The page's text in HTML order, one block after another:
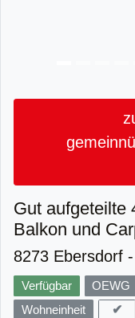
Gut aufgeteilte
Balkon und
8273 Ebersdorf
Verfügbar OEWG
Wohneinheit
✔